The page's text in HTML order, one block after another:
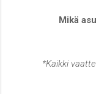
Mikä
*Kaikki